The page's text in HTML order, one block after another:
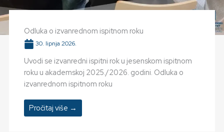
Odluka o izvanrednom ispitnom roku
30. lipnja 2026.
Uvodi se izvanredni ispitni rok u jesenskom ispitnom
roku u akademskoj 2025./2026. godini. Odluka o
izvanrednom ispitnom roku
Pročitaj više →